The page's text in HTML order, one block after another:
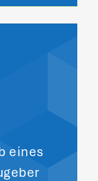
eines